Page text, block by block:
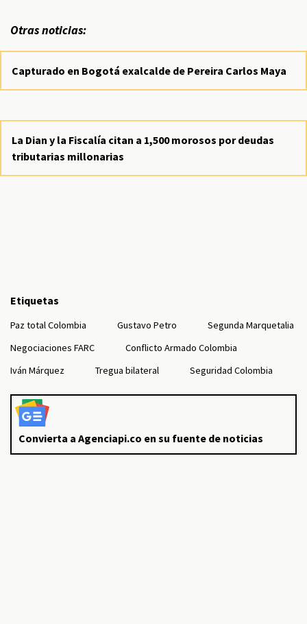
Otras noticias:
Capturado en Bogotá exalcalde de Pereira Carlos Maya
La Dian y la Fiscalía citan a 1,500 morosos por deudas
tributarias millonarias
Etiquetas
Paz total Colombia Gustavo Petro
Segunda Marquetalia
Negociaciones FARC
Conflicto Armado Colombia
Iván Márquez
Tregua bilateral Seguridad Colombia
Convierta a Agenciapi.co en su fuente de noticias